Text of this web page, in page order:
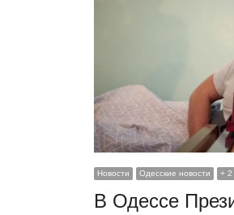
Новости Одесские новости +
В Одессе